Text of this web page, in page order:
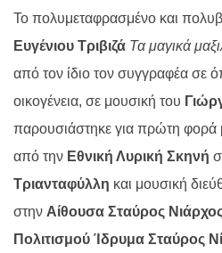
Το πολυμεταφρασμένο και
Ευγένιου Τριβιζά Τα μαγικά
από τον ίδιο τον συγγραφέα σε
οικογένεια, σε μουσική του
παρουσιάστηκε για πρώτη φορά
από την Εθνική Λυρική Σκηνή
Τριανταφύλλη και μουσική
στην Αίθουσα Σταύρος
Πολιτισμού Ίδρυμα Σταύρος